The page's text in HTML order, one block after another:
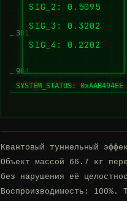
301
904
SIG_2: 0.5095
SIG_3: 0.3202
SIG_4: 0.2202
SYSTEM_STATUS:
Квантовый туннельный
Объект массой 66.7 кг
без нарушения её
Воспроизводимость: 100%.